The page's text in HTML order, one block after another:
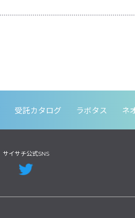
受託カタログ ラボタス ネ
サイサチ公式SNS